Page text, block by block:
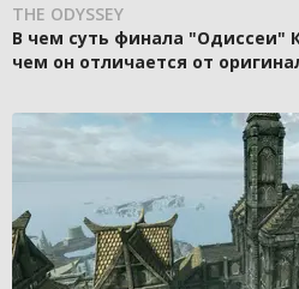
THE ODYSSEY
В чем суть финала "Одиссеи"
чем он отличается от